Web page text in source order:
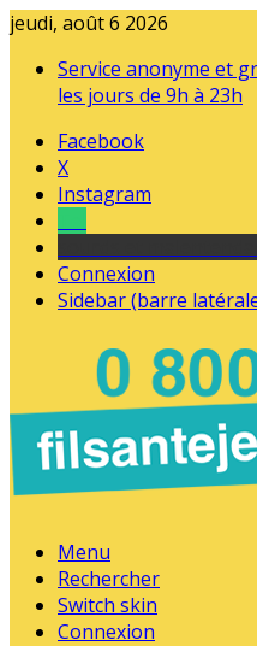
jeudi, août 6 2026
Service anonyme et
les jours de 9h à 23h
Facebook
X
Instagram
Connexion
Sidebar (barre
Menu
Rechercher
Switch skin
Connexion